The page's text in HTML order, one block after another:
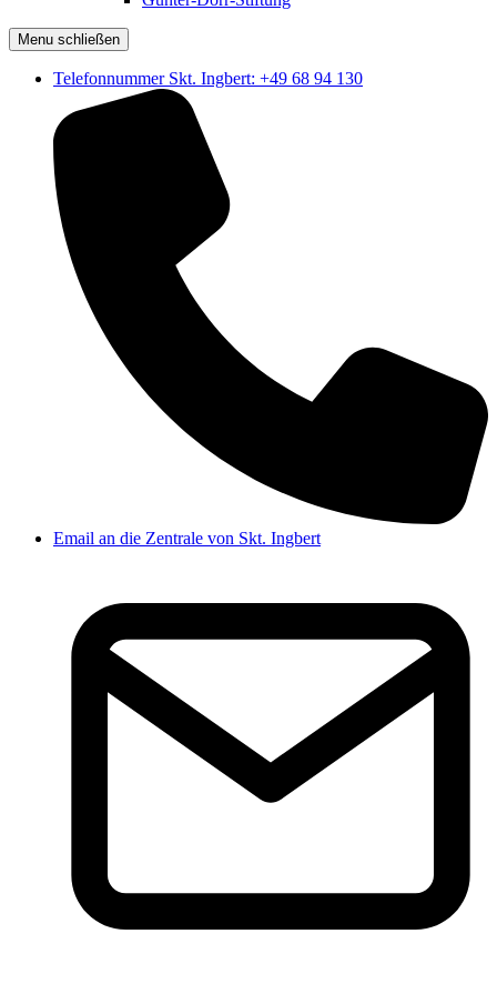
Menu schließen
Telefonnummer Skt. Ingbert: +49 68 94 130
Email an die Zentrale von Skt. Ingbert